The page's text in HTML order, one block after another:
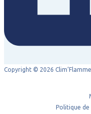
Copyright © 2026
Politique